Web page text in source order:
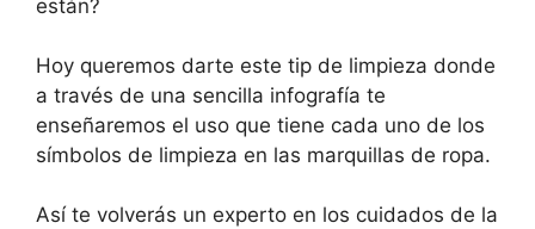
están?
Hoy queremos darte este tip de limpieza donde
a través de una sencilla infografía te
enseñaremos el uso que tiene cada uno de los
símbolos de limpieza en las marquillas de ropa.
Así te volverás un experto en los cuidados de la